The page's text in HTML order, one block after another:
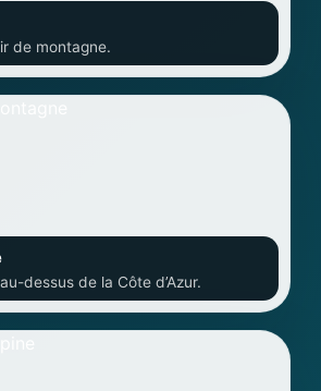
de montagne.
dessus de la Côte d’Azur.